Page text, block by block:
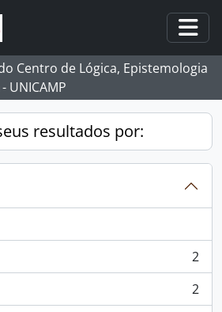
Centro de Lógica, Epistemologia
UNICAMP
resultados por:
2
2